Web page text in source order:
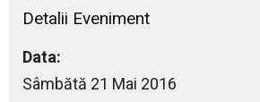
Detalii Eveniment
Data:
Sâmbătă 21 Mai 2016